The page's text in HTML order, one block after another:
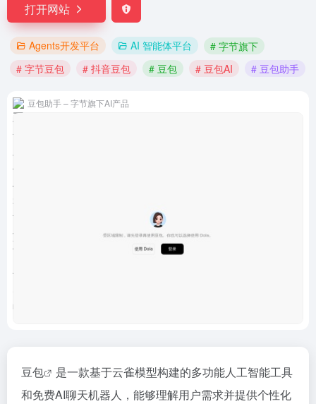
打开网站
Agents开发平台 AI 智能体平台
# 字节旗下
# 字节豆包
# 抖音豆包 # 豆包 # 豆包AI # 豆包助手
豆包助手 – 字节旗下AI产品
豆包
是一款基于云雀模型构建的多功能人工智能工具
和免费AI聊天机器人，能够理解用户需求并提供个性化